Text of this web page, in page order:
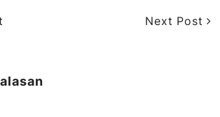
Next Post